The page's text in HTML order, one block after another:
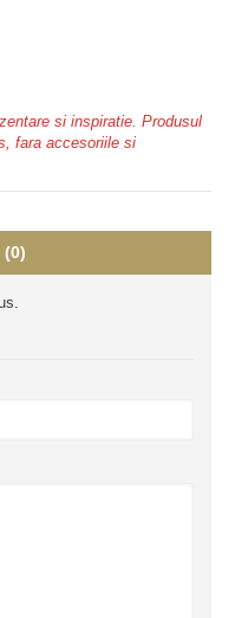
si inspiratie. Produsul
fara accesoriile si
(0)